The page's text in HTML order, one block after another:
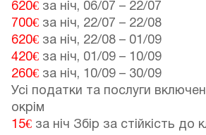
620€ за ніч, 06/07 – 22/07
700€ за ніч, 22/07 – 22/08
620€ за ніч, 22/08 – 01/09
420€ за ніч, 01/09 – 10/09
260€ за ніч, 10/09 – 30/09
Усі податки та послуги
окрім
15€ за ніч Збір за стійкість до